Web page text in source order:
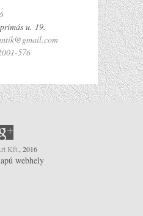
u. 19.
576
LINKS
Kft. , 2016
webhely